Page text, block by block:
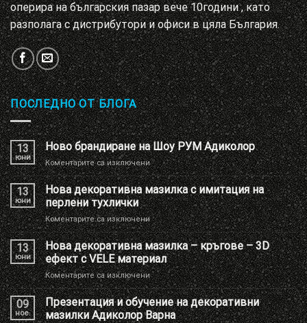
оперира на българския пазар вече 10години , като
разполага с дистрибутори и офиси в цяла България.
ПОСЛЕДНО ОТ БЛОГА
13
юни
Ново брандиране на Шоу РУМ Адиколор
Коментарите са изключениза
Ново
брандиране
на
Шоу
РУМ
Адиколор
13
юни
Нова декоративна мазилка с имитация на
перлени тухлички
Коментарите са изключениза
Нова
декоративна
мазилка
с
имитация
на
перлени
тухлички
13
юни
Нова декоративна мазилка – кръгове – 3D
ефект с VELE материал
Коментарите са изключениза
Нова
декоративна
мазилка
–
09
ное.
Презентация и обучение на декоративни
мазилки Адиколор Варна